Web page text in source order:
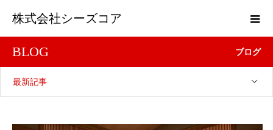
株式会社シーズコア
BLOG ブログ
最新記事